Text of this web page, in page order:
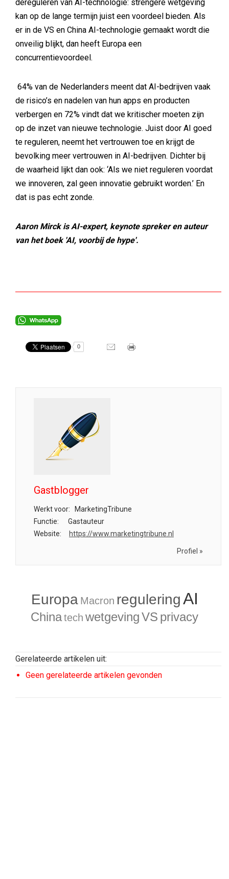
dereguleren van AI-technologie: strengere wetgeving
kan op de lange termijn juist een voordeel bieden. Als
er in de VS en China AI-technologie gemaakt wordt die
onveilig blijkt, dan heeft Europa een
concurrentievoordeel.
64% van de Nederlanders meent dat AI-bedrijven vaak
de risico’s en nadelen van hun apps en producten
verbergen en 72% vindt dat we kritischer moeten zijn
op de inzet van nieuwe technologie. Juist door AI goed
te reguleren, neemt het vertrouwen toe en krijgt de
bevolking meer vertrouwen in AI-bedrijven. Dichter bij
de waarheid lijkt dan ook: ‘Als we niet reguleren voordat
we innoveren, zal geen innovatie gebruikt worden.’ En
dat is pas echt zonde.
Aaron Mirck is AI-expert, keynote spreker en auteur
van het boek 'AI, voorbij de hype'.
0
Gastblogger
Werkt voor:
MarketingTribune
Functie:
Gastauteur
Website:
https://www.marketingtribune.nl
Profiel »
Europa Macron reguleringAI
Chinatech wetgevingVS privacy
Gerelateerde artikelen uit:
Geen gerelateerde artikelen gevonden